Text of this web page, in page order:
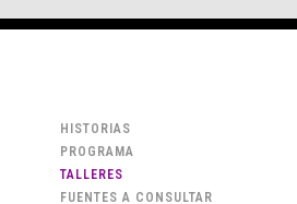
HISTORIAS
PROGRAMA
TALLERES
FUENTES A CONSULTAR